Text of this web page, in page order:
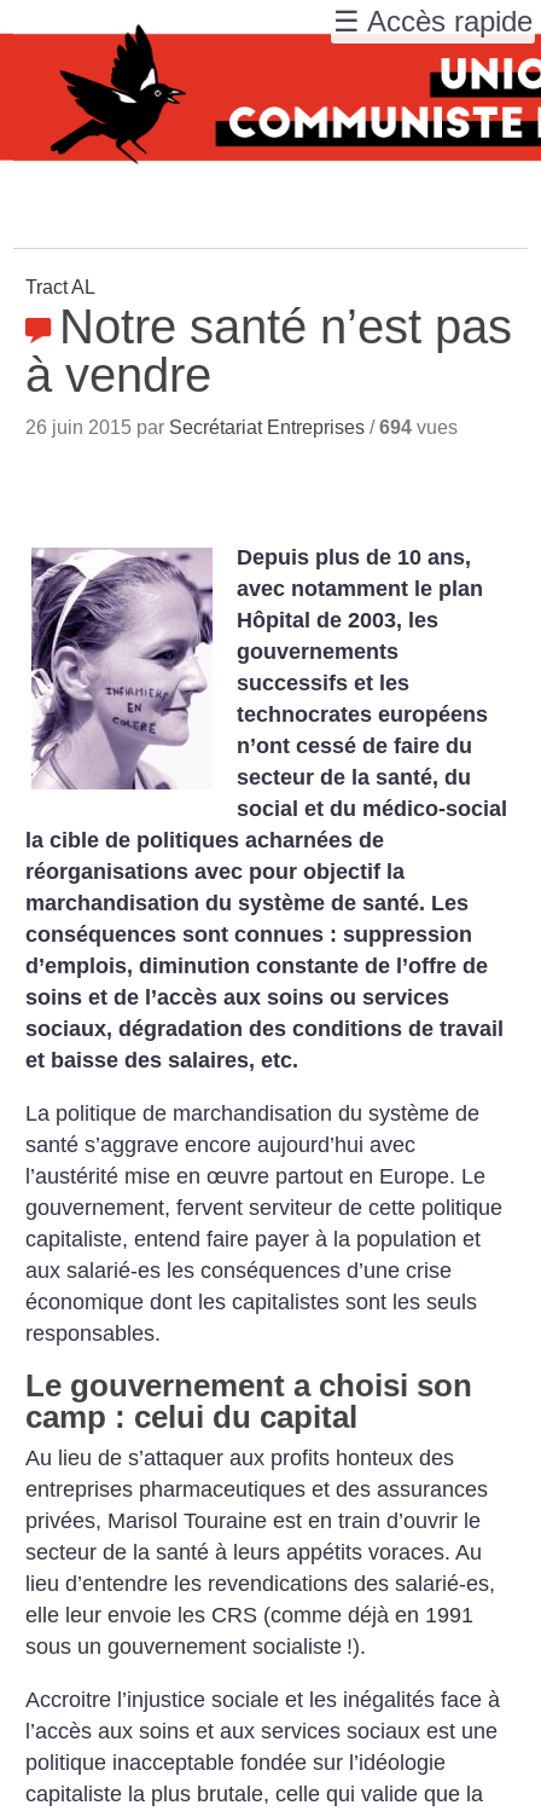
Tract AL
Notre santé n’est pas
à vendre
26 juin 2015 par Secrétariat Entreprises /694 vues
Depuis plus de 10 ans,
avec notamment le plan
Hôpital de 2003, les
gouvernements
successifs et les
technocrates européens
n’ont cessé de faire du
secteur de la santé, du
social et du médico-social
la cible de politiques acharnées de
réorganisations avec pour objectif la
marchandisation du système de santé. Les
conséquences sont connues : suppression
d’emplois, diminution constante de l’offre de
soins et de l’accès aux soins ou services
sociaux, dégradation des conditions de travail
et baisse des salaires, etc.
La politique de marchandisation du système de
santé s’aggrave encore aujourd’hui avec
l’austérité mise en œuvre partout en Europe. Le
gouvernement, fervent serviteur de cette politique
capitaliste, entend faire payer à la population et
aux salarié-es les conséquences d’une crise
économique dont les capitalistes sont les seuls
responsables.
Le gouvernement a choisi son
camp : celui du capital
Au lieu de s’attaquer aux profits honteux des
entreprises pharmaceutiques et des assurances
privées, Marisol Touraine est en train d’ouvrir le
secteur de la santé à leurs appétits voraces. Au
lieu d’entendre les revendications des salarié-es,
elle leur envoie les CRS (comme déjà en 1991
sous un gouvernement socialiste !).
Accroitre l’injustice sociale et les inégalités face à
l’accès aux soins et aux services sociaux est une
politique inacceptable fondée sur l’idéologie
capitaliste la plus brutale, celle qui valide que la
☰ Accès rapide